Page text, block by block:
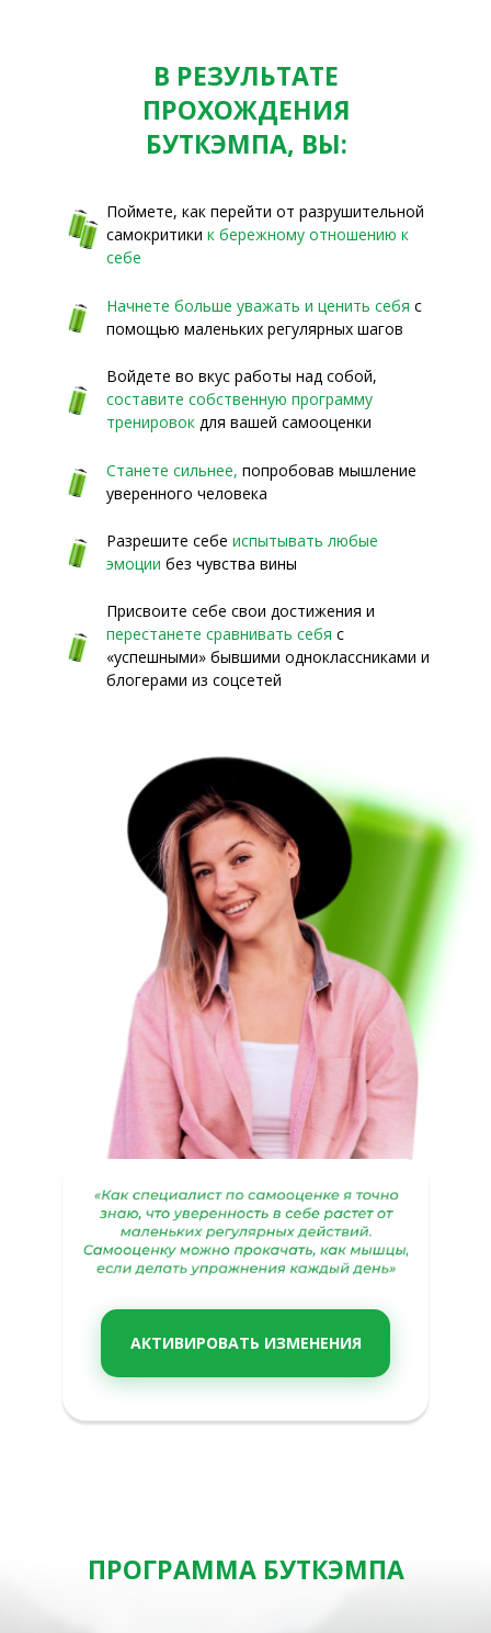
Поймете, как перейти от разрушительной
самокритики к бережному отношению к
себе
В РЕЗУЛЬТАТЕ
ПРОХОЖДЕНИЯ
БУТКЭМПА, ВЫ:
Начнете больше уважать и ценить себя с
помощью маленьких регулярных шагов
Войдете во вкус работы над собой,
составите собственную программу
тренировок для вашей самооценки
Станете сильнее, попробовав мышление
уверенного человека
Разрешите себе испытывать любые
эмоции без чувства вины
Присвоите себе свои достижения и
перестанете сравнивать себя с
«успешными» бывшими одноклассниками и
блогерами из соцсетей
ПРОГРАММА БУТКЭМПА
АКТИВИРОВАТЬ ИЗМЕНЕНИЯ